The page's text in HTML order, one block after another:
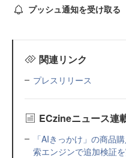
プッシュ通知を受け取る
関連リンク
プレスリリース
ECzineニュース連
「AIきっかけ」の商品
索エンジンで追加検証